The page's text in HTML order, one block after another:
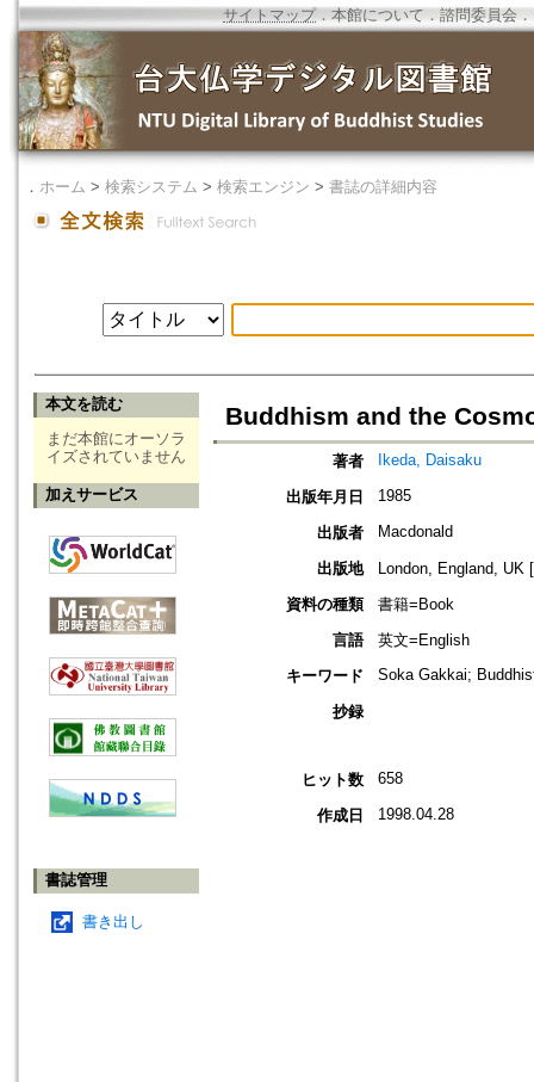
サイトマップ．本館について ． 諮問委員会 ．
． ホーム > 検索システム > 検索エンジン > 書誌の詳細内容
本文を読む
まだ本館にオーソラ
イズされていません
加えサービス
書誌管理
書き出し
Buddhism and the
著者 Ikeda, Daisaku
出版年月日 1985
出版者 Macdonald
出版地
London, England, UK
資料の種類
書籍=Book
言語
英文=English
キーワード
Soka Gakkai;
抄録
ヒット数 658
作成日 1998.04.28